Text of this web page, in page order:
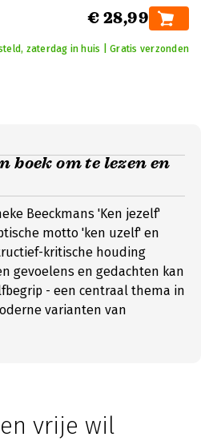
€ 28,99
zaterdag in huis | Gratis verzonden
boek om te lezen en
Beeckmans 'Ken jezelf'
motto 'ken uzelf' en
kritische houding
gevoelens en gedachten kan
- een centraal thema in
varianten van
vrije wil